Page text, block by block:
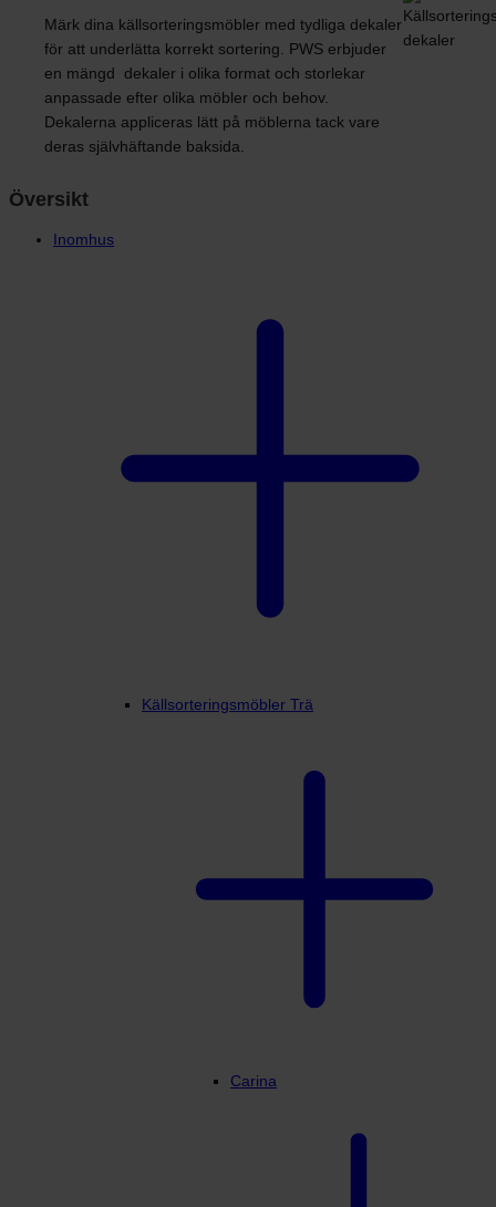
Märk dina källsorteringsmöbler med tydliga dekaler
för att underlätta korrekt sortering. PWS erbjuder
en mängd dekaler i olika format och storlekar
anpassade efter olika möbler och behov.
Dekalerna appliceras lätt på möblerna tack vare
deras självhäftande baksida.
Översikt
Inomhus
Källsorteringsmöbler Trä
Carina